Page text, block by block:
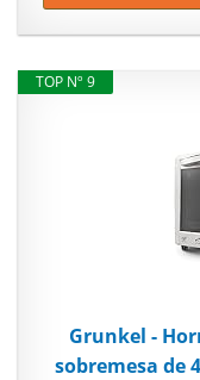
TOP Nº 9
Grunkel -
sobremesa de